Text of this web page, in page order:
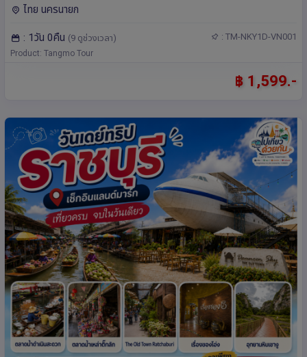
ไทย นครนายก
: 1วัน 0คืน (9 ดูช่วงเวลา) : TM-NKY1D-VN001
Product: Tangmo Tour
฿ 1,599.-